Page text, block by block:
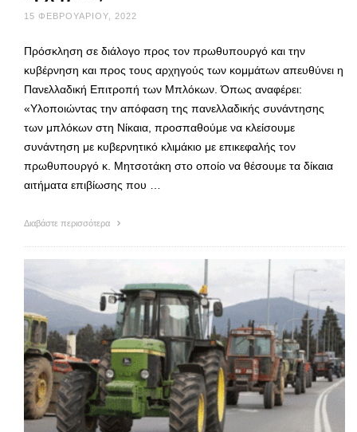
15 ΦΕΒΡΟΥΑΡΊΟΥ, 2022
Πρόσκληση σε διάλογο προς τον πρωθυπουργό και την
κυβέρνηση και προς τους αρχηγούς των κομμάτων απευθύνει η
Πανελλαδική Επιτροπή των Μπλόκων. Όπως αναφέρει:
«Υλοποιώντας την απόφαση της πανελλαδικής συνάντησης
των μπλόκων στη Νίκαια, προσπαθούμε να κλείσουμε
συνάντηση με κυβερνητικό κλιμάκιο με επικεφαλής τον
πρωθυπουργό κ. Μητσοτάκη στο οποίο να θέσουμε τα δίκαια
αιτήματα επιβίωσης που …
Διαβάστε περισσότερα